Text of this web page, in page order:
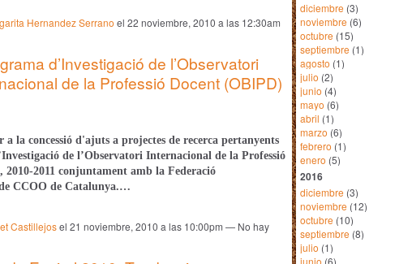
Hernandez Serrano el 22 noviembre, 2010 a las 12:30am
d’Investigació de l’Observatori
de la Professió Docent (OBIPD)
a la concessió d'ajuts a projectes de recerca pertanyents
de l’Observatori Internacional de la Professió
2010-2011 conjuntament amb la Federació
CCOO de Catalunya.…
Castillejosel 21 noviembre, 2010 a las 10:00pm — No hay
diciembre (3)
noviembre (6)
octubre (15)
septiembre (1)
agosto (1)
julio (2)
junio (4)
mayo (6)
abril (1)
marzo (6)
febrero (1)
enero (5)
2016
diciembre (3)
noviembre (12)
octubre (10)
septiembre (8)
julio (1)
junio (6)